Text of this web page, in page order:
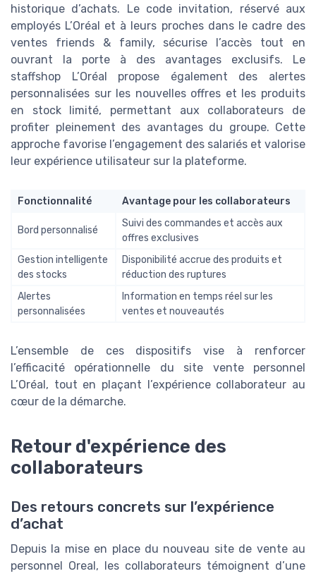
historique d’achats. Le code invitation, réservé aux
employés L’Oréal et à leurs proches dans le cadre des
ventes friends & family, sécurise l’accès tout en
ouvrant la porte à des avantages exclusifs. Le
staffshop L’Oréal propose également des alertes
personnalisées sur les nouvelles offres et les produits
en stock limité, permettant aux collaborateurs de
profiter pleinement des avantages du groupe. Cette
approche favorise l’engagement des salariés et valorise
leur expérience utilisateur sur la plateforme.
Fonctionnalité Avantage pour les collaborateurs
Bord personnalisé
Suivi des commandes et accès aux
offres exclusives
Gestion intelligente
des stocks
Disponibilité accrue des produits et
réduction des ruptures
Alertes
personnalisées
Information en temps réel sur les
ventes et nouveautés
L’ensemble de ces dispositifs vise à renforcer
l’efficacité opérationnelle du site vente personnel
L’Oréal, tout en plaçant l’expérience collaborateur au
cœur de la démarche.
Retour d'expérience des
collaborateurs
Des retours concrets sur l’expérience
d’achat
Depuis la mise en place du nouveau site de vente au
personnel Oreal, les collaborateurs témoignent d’une